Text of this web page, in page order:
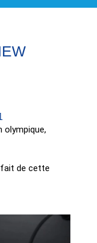
olympique,
de cette